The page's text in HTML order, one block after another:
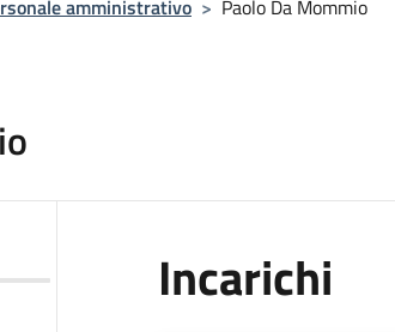
amministrativo > Paolo Da Mommio
Incarichi